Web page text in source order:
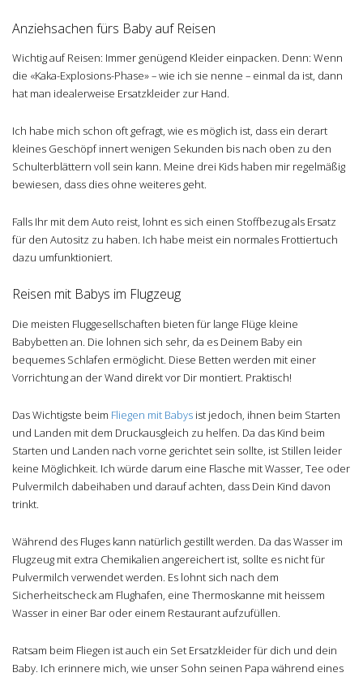
Anziehsachen fürs Baby auf Reisen
Wichtig auf Reisen: Immer genügend Kleider einpacken. Denn: Wenn
die «Kaka-Explosions-Phase» – wie ich sie nenne – einmal da ist, dann
hat man idealerweise Ersatzkleider zur Hand.
Ich habe mich schon oft gefragt, wie es möglich ist, dass ein derart
kleines Geschöpf innert wenigen Sekunden bis nach oben zu den
Schulterblättern voll sein kann. Meine drei Kids haben mir regelmäßig
bewiesen, dass dies ohne weiteres geht.
Falls Ihr mit dem Auto reist, lohnt es sich einen Stoffbezug als Ersatz
für den Autositz zu haben. Ich habe meist ein normales Frottiertuch
dazu umfunktioniert.
Reisen mit Babys im Flugzeug
Die meisten Fluggesellschaften bieten für lange Flüge kleine
Babybetten an. Die lohnen sich sehr, da es Deinem Baby ein
bequemes Schlafen ermöglicht. Diese Betten werden mit einer
Vorrichtung an der Wand direkt vor Dir montiert. Praktisch!
Das Wichtigste beim Fliegen mit Babys ist jedoch, ihnen beim Starten
und Landen mit dem Druckausgleich zu helfen. Da das Kind beim
Starten und Landen nach vorne gerichtet sein sollte, ist Stillen leider
keine Möglichkeit. Ich würde darum eine Flasche mit Wasser, Tee oder
Pulvermilch dabeihaben und darauf achten, dass Dein Kind davon
trinkt.
Während des Fluges kann natürlich gestillt werden. Da das Wasser im
Flugzeug mit extra Chemikalien angereichert ist, sollte es nicht für
Pulvermilch verwendet werden. Es lohnt sich nach dem
Sicherheitscheck am Flughafen, eine Thermoskanne mit heissem
Wasser in einer Bar oder einem Restaurant aufzufüllen.
Ratsam beim Fliegen ist auch ein Set Ersatzkleider für dich und dein
Baby. Ich erinnere mich, wie unser Sohn seinen Papa während eines